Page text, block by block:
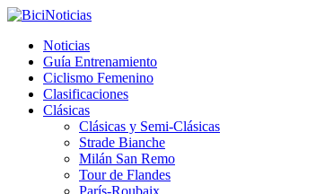
Noticias
Guía Entrenamiento
Ciclismo Femenino
Clasificaciones
Clásicas
Clásicas y Semi-Clásicas
Strade Bianche
Milán San Remo
Tour de Flandes
París-Roubaix